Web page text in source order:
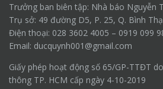
Trưởng ban biên tập: Nhà báo Nguyễn
Trụ sở: 49 đường D5, P. 25, Q. Bình
Điện thoại: 028 3602 4005 – 0919 099
Email: ducquynh001@gmail.com
Giấy phép hoạt động số 65/GP-TTĐT
thông TP. HCM cấp ngày 4-10-2019